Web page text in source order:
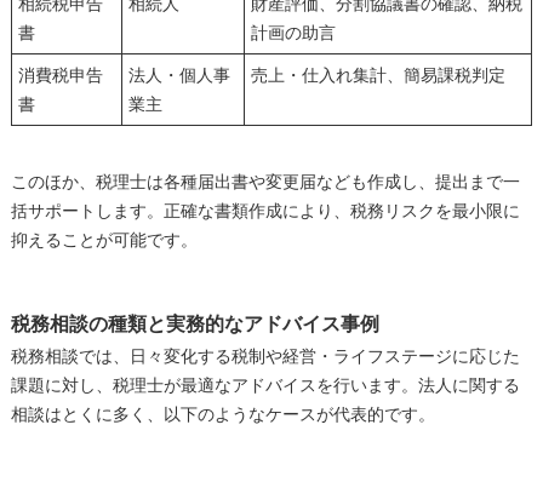
書
計画の助言
消費税申告
書
法人・個人事
業主
売上・仕入れ集計、簡易課税判定
このほか、税理士は各種届出書や変更届なども作成し、提出まで一
括サポートします。正確な書類作成により、税務リスクを最小限に
抑えることが可能です。
税務相談の種類と実務的なアドバイス事例
税務相談では、日々変化する税制や経営・ライフステージに応じた
課題に対し、税理士が最適なアドバイスを行います。法人に関する
相談はとくに多く、以下のようなケースが代表的です。